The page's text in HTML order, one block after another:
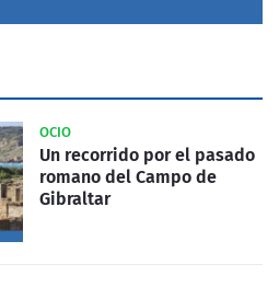
OCIO
Un recorrido por el pasado
romano del Campo de
Gibraltar